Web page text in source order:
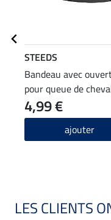
STEEDS
Bandeau avec
pour queue de
4,99 €
ajouter
LES CLIENTS